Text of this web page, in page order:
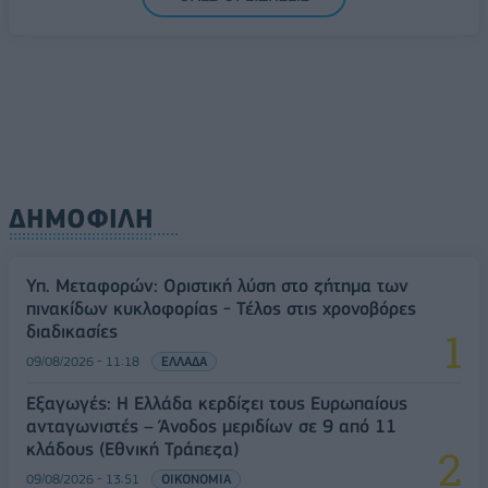
ΔΗΜΟΦΙΛΗ
Υπ. Μεταφορών: Οριστική λύση στο ζήτημα των
πινακίδων κυκλοφορίας - Τέλος στις χρονοβόρες
διαδικασίες
09/08/2026 - 11:18 ΕΛΛΑΔΑ
Εξαγωγές: Η Ελλάδα κερδίζει τους Ευρωπαίους
ανταγωνιστές – Άνοδος μεριδίων σε 9 από 11
κλάδους (Εθνική Τράπεζα)
09/08/2026 - 13:51 ΟΙΚΟΝΟΜΙΑ